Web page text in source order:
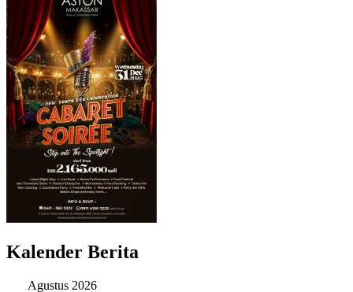
Kalender Berita
Agustus 2026